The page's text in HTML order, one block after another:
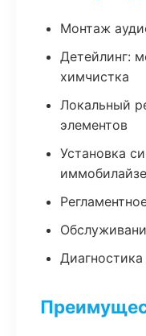
Монтаж
Детейлинг:
химчистка
Локальный
элементов
Установка